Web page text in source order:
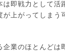
は即戦力として活
が上がってしまう
企業のほとんどは